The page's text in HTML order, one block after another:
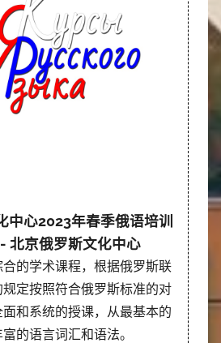
中心2023年春季俄语培训
北京俄罗斯文化中心
的学术课程，根据俄罗斯联
定按照符合俄罗斯标准的对
和系统的授课，从最基本的
的语言词汇和语法。